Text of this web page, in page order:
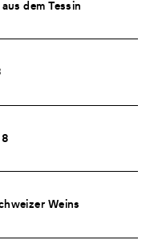
dem Tessin
Weins